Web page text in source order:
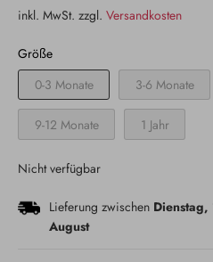
inkl. MwSt. zzgl. Versandkosten
Größe
0-3 Monate
3-6 Monate
9-12 Monate 1 Jahr
Nicht verfügbar
Lieferung zwischen Dienstag,
August